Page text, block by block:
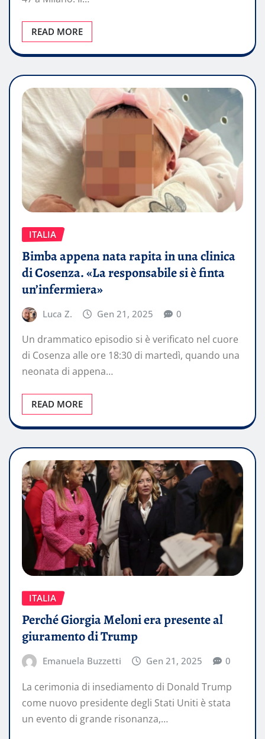
READ MORE
ITALIA
Bimba appena nata rapita in una clinica
di Cosenza. «La responsabile si è finta
un’infermiera»
Luca Z. Gen 21, 2025 0
Un drammatico episodio si è verificato nel cuore
di Cosenza alle ore 18:30 di martedì, quando una
neonata di appena…
READ MORE
ITALIA
Perché Giorgia Meloni era presente al
giuramento di Trump
Emanuela Buzzetti Gen 21, 2025 0
La cerimonia di insediamento di Donald Trump
come nuovo presidente degli Stati Uniti è stata
un evento di grande risonanza,…